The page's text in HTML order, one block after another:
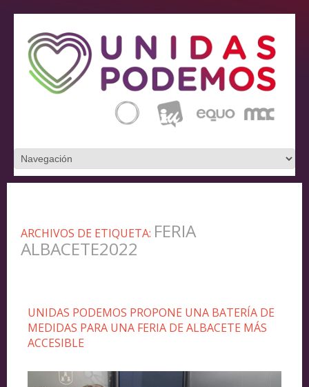
ARCHIVOS DE ETIQUETA: FERIA
ALBACETE2022
UNIDAS PODEMOS PROPONE UNA BATERÍA DE
MEDIDAS PARA UNA FERIA DE ALBACETE MÁS
ACCESIBLE